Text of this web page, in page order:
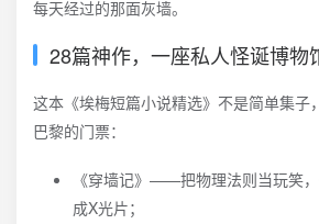
每天经过的那面灰墙。
28篇神作，一座私人怪诞博物
这本《埃梅短篇小说精选》不是简单集子
巴黎的门票：
《穿墙记》——把物理法则当玩笑
成X光片；